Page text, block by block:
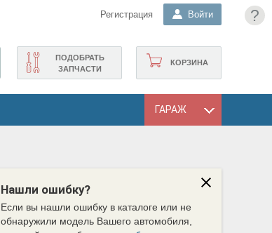
?
Регистрация Войти
КОРЗИНА
ПОДОБРАТЬ
ЗАПЧАСТИ
ГАРАЖ
Нашли ошибку?
Если вы нашли ошибку в каталоге или не
обнаружили модель Вашего автомобиля,